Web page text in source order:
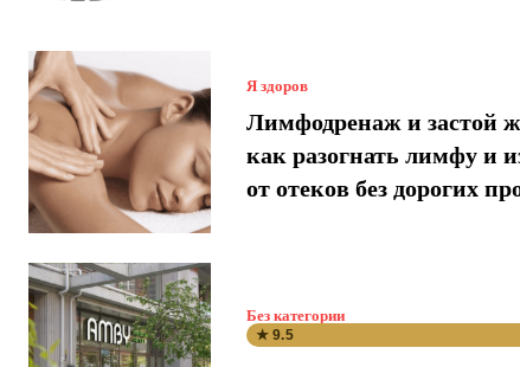
Я здоров
Лимфодренаж и застой
как разогнать лимфу и
от отеков без дорогих
Без категории
★ 9.5